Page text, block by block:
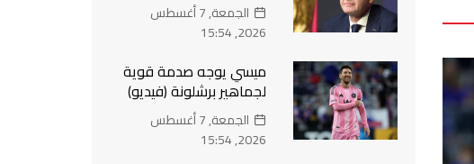
الجمعة, 7 أغسطس
2026, 15:54
ميسي يوجه صدمة قوية
لجماهير برشلونة (فيديو)
الجمعة, 7 أغسطس
2026, 15:54